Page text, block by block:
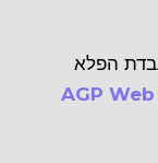
הפלא
AGP